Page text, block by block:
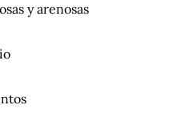
y arenosas